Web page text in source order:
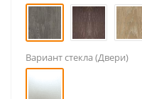
Вариант стекла (Двери)